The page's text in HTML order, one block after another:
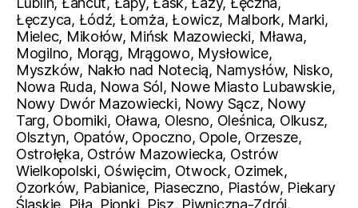
Łęczyca, Łódź, Łomża, Łowicz, Malbork, Marki,
Mielec, Mikołów, Mińsk Mazowiecki, Mława,
Mogilno, Morąg, Mrągowo, Mysłowice,
Myszków, Nakło nad Notecią, Namysłów, Nisko,
Nowa Ruda, Nowa Sól, Nowe Miasto Lubawskie,
Nowy Dwór Mazowiecki, Nowy Sącz, Nowy
Targ, Oborniki, Oława, Olesno, Oleśnica, Olkusz,
Olsztyn, Opatów, Opoczno, Opole, Orzesze,
Ostrołęka, Ostrów Mazowiecka, Ostrów
Wielkopolski, Oświęcim, Otwock, Ozimek,
Ozorków, Pabianice, Piaseczno, Piastów, Piekary